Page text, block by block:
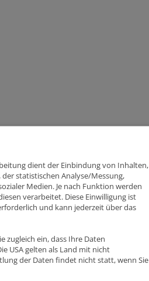
dient der Einbindung von Inhalten,
statistischen Analyse/Messung,
Medien. Je nach Funktion werden
verarbeitet. Diese Einwilligung ist
und kann jederzeit über das
zugleich ein, dass Ihre Daten
USA gelten als Land mit nicht
der Daten findet nicht statt, wenn Sie